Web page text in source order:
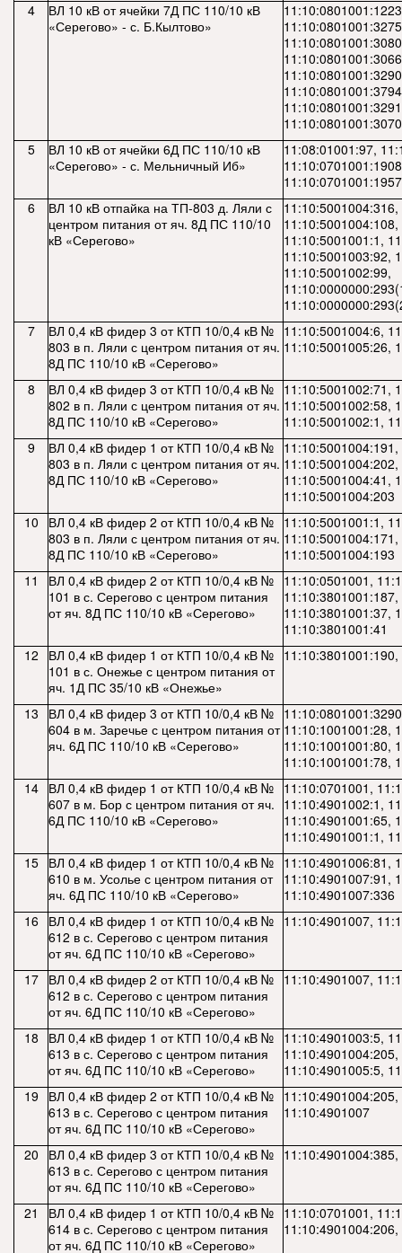
4
ВЛ 10 кВ от ячейки 7Д ПС 110/10 кВ
«Серегово» - с. Б.Кылтово»
5
ВЛ 10 кВ от ячейки 6Д ПС 110/10 кВ
«Серегово» - с. Мельничный Иб»
11:08:01001:97,
6
ВЛ 10 кВ отпайка на ТП-803 д. Ляли с
центром питания от яч. 8Д ПС 110/10
кВ «Серегово»
11:10:5001001:1,
11:10:5001003:92,
11:10:5001002:99,
7
ВЛ 0,4 кВ фидер 3 от КТП 10/0,4 кВ №
803 в п. Ляли с центром питания от яч.
8Д ПС 110/10 кВ «Серегово»
11:10:5001004:6,
11:10:5001005:26,
8
ВЛ 0,4 кВ фидер 3 от КТП 10/0,4 кВ №
802 в п. Ляли с центром питания от яч.
8Д ПС 110/10 кВ «Серегово»
11:10:5001002:71,
11:10:5001002:58,
11:10:5001002:1,
9
ВЛ 0,4 кВ фидер 1 от КТП 10/0,4 кВ №
803 в п. Ляли с центром питания от яч.
8Д ПС 110/10 кВ «Серегово»
11:10:5001004:41,
11:10:5001004:203
10
ВЛ 0,4 кВ фидер 2 от КТП 10/0,4 кВ №
803 в п. Ляли с центром питания от яч.
8Д ПС 110/10 кВ «Серегово»
11:10:5001001:1,
11:10:5001004:193
11
ВЛ 0,4 кВ фидер 2 от КТП 10/0,4 кВ №
101 в с. Серегово с центром питания
от яч. 8Д ПС 110/10 кВ «Серегово»
11:10:0501001,
11:10:3801001:37,
11:10:3801001:41
12
ВЛ 0,4 кВ фидер 1 от КТП 10/0,4 кВ №
101 в с. Онежье с центром питания от
яч. 1Д ПС 35/10 кВ «Онежье»
13
ВЛ 0,4 кВ фидер 3 от КТП 10/0,4 кВ №
604 в м. Заречье с центром питания от
яч. 6Д ПС 110/10 кВ «Серегово»
11:10:1001001:28,
11:10:1001001:80,
11:10:1001001:78,
14
ВЛ 0,4 кВ фидер 1 от КТП 10/0,4 кВ №
607 в м. Бор с центром питания от яч.
6Д ПС 110/10 кВ «Серегово»
11:10:0701001,
11:10:4901002:1,
11:10:4901001:65,
11:10:4901001:1,
15
ВЛ 0,4 кВ фидер 1 от КТП 10/0,4 кВ №
610 в м. Усолье с центром питания от
яч. 6Д ПС 110/10 кВ «Серегово»
11:10:4901006:81,
11:10:4901007:91,
11:10:4901007:336
16
ВЛ 0,4 кВ фидер 1 от КТП 10/0,4 кВ №
612 в с. Серегово с центром питания
от яч. 6Д ПС 110/10 кВ «Серегово»
11:10:4901007,
17
ВЛ 0,4 кВ фидер 2 от КТП 10/0,4 кВ №
612 в с. Серегово с центром питания
от яч. 6Д ПС 110/10 кВ «Серегово»
11:10:4901007,
18
ВЛ 0,4 кВ фидер 1 от КТП 10/0,4 кВ №
613 в с. Серегово с центром питания
от яч. 6Д ПС 110/10 кВ «Серегово»
11:10:4901003:5,
11:10:4901005:5,
19
ВЛ 0,4 кВ фидер 2 от КТП 10/0,4 кВ №
613 в с. Серегово с центром питания
от яч. 6Д ПС 110/10 кВ «Серегово»
11:10:4901007
20
ВЛ 0,4 кВ фидер 3 от КТП 10/0,4 кВ №
613 в с. Серегово с центром питания
от яч. 6Д ПС 110/10 кВ «Серегово»
21
ВЛ 0,4 кВ фидер 1 от КТП 10/0,4 кВ №
614 в с. Серегово с центром питания
от яч. 6Д ПС 110/10 кВ «Серегово»
11:10:0701001,